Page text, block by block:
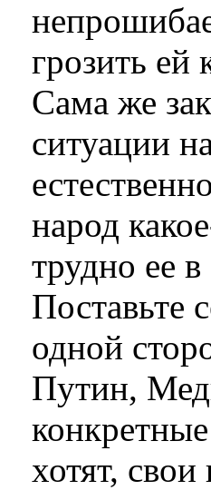
грозить ей
Сама же
ситуации
народ
трудно ее
Поставьте
одной
Путин,
хотят,